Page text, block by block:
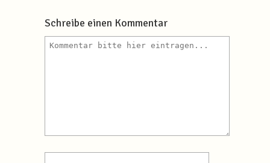
Schreibe einen Kommentar